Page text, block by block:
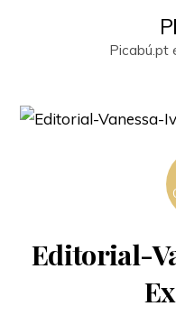
Picabú.pt
Editorial-